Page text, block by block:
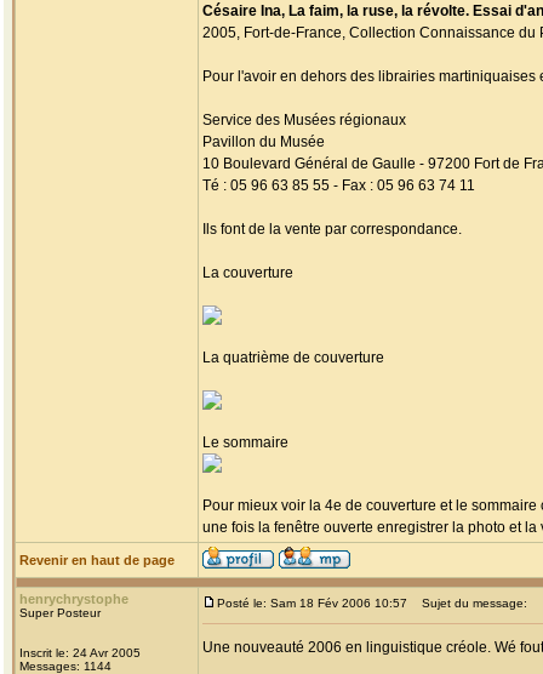
Césaire Ina, La faim, la ruse, la révolte. Essai
2005, Fort-de-France, Collection Connaissance
Pour l'avoir en dehors des librairies
Service des Musées régionaux
Pavillon du Musée
10 Boulevard Général de Gaulle - 97200 Fort de
Té : 05 96 63 85 55 - Fax : 05 96 63 74 11
Ils font de la vente par correspondance.
La couverture
La quatrième de couverture
Le sommaire
Pour mieux voir la 4e de couverture et le
une fois la fenêtre ouverte enregistrer la photo et
Revenir en haut de page
henrychrystophe
Super Posteur
Inscrit le: 24 Avr 2005
Messages: 1144
Posté le: Sam 18 Fév 2006 10:57 Sujet du message:
Une nouveauté 2006 en linguistique créole. Wé